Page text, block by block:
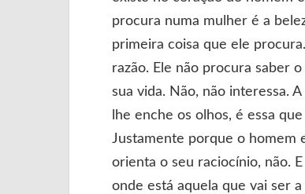
procura numa mulher é a
primeira coisa que ele
razão. Ele não procura saber
sua vida. Não, não interessa.
lhe enche os olhos, é essa
Justamente porque o homem
orienta o seu raciocínio, não.
onde está aquela que vai ser